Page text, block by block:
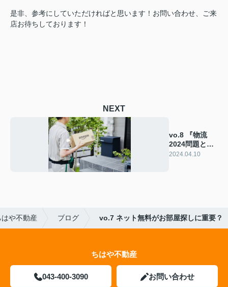
是非、参考にしていただければと思います！お問い合わせ、ご来
店お待ちしております！
NEXT
vo.8 『物流
2024問題と宅
配ボックス』
2024.04.10
や不動産 ブログ vo.7 ネット無料がお部屋探しに重要？
ちはや不動産
043-400-3090 お問い合わせ